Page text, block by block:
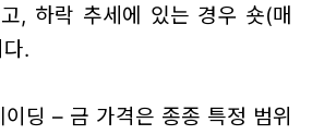
, 하락 추세에 있는 경우 숏(매
.
딩 – 금 가격은 종종 특정 범위